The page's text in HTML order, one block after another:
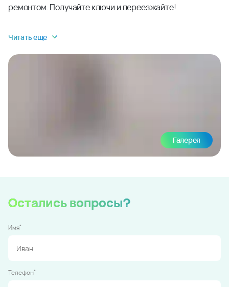
ремонтом. Получайте ключи и переезжайте!
Читать еще
Галерея
Остались вопросы?
Имя*
Телефон*